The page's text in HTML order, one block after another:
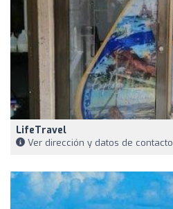
LifeTravel
Ver dirección y datos de contacto